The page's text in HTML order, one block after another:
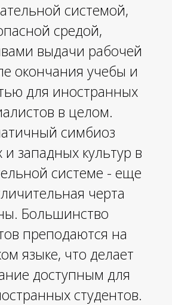
системой,
средой,
выдачи рабочей
окончания учебы и
для иностранных
в целом.
симбиоз
и западных культур в
системе - еще
черта
Большинство
преподаются на
языке, что делает
доступным для
студентов.